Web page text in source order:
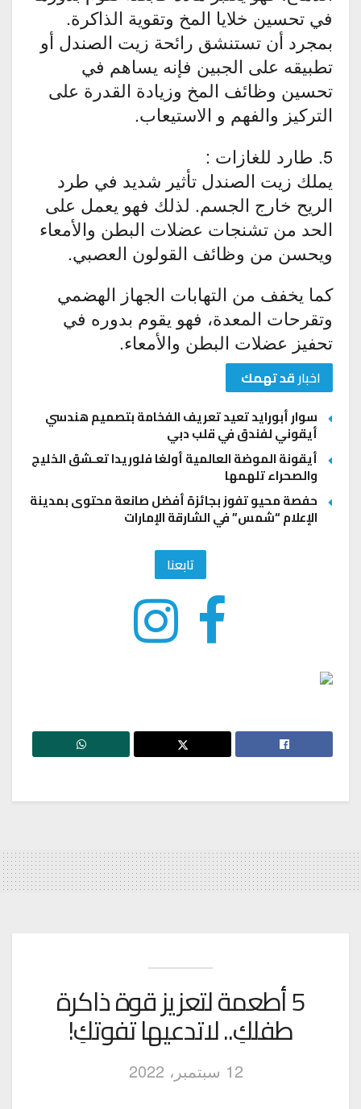
في تحسين خلايا المخ وتقوية الذاكرة.
بمجرد أن تستنشق رائحة زيت الصندل أو
تطبيقه على الجبين فإنه يساهم في
تحسين وظائف المخ وزيادة القدرة على
التركيز والفهم و الاستيعاب.
5. طارد للغازات :
يملك زيت الصندل تأثير شديد في طرد
الريح خارج الجسم. لذلك فهو يعمل على
الحد من تشنجات عضلات البطن والأمعاء
ويحسن من وظائف القولون العصبي.
كما يخفف من التهابات الجهاز الهضمي
وتقرحات المعدة، فهو يقوم بدوره في
تحفيز عضلات البطن والأمعاء.
اخبارقد تهمك
سوار أبورايد تعيد تعريف الفخامة بتصميم هندسي
أيقوني لفندق في قلب دبي
أيقونة الموضة العالمية أولغا فلوريدا تعـشق الخليج
والصحراء تلهمها
حفصة محيو تفوز بجائزة أفضل صانعة محتوى بمدينة
الإعلام “شمس” في الشارقة الإمارات
تابعنا
5 أطعمة لتعزيز قوة ذاكرة
طفلكِ.. لاتدعيها تفوتكِ!
12 سبتمبر، 2022